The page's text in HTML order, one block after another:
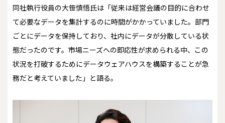
同社執行役員の大笹慎悟氏は「従来は経営会議の目的に合わせ
て必要なデータを集計するのに時間がかかっていました。部門
ごとにデータを保持しており、社内にデータが分散している状
態だったのです。市場ニーズへの即応性が求められる中、この
状況を打破するためにデータウェアハウスを構築することが急
務だと考えていました」と語る。